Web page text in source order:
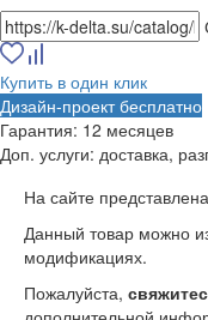
Купить в один клик
Дизайн-проект бесплатно
Гарантия: 12 месяцев
Доп. услуги: доставка,
На сайте
Данный товар можно
модификациях.
Пожалуйста,